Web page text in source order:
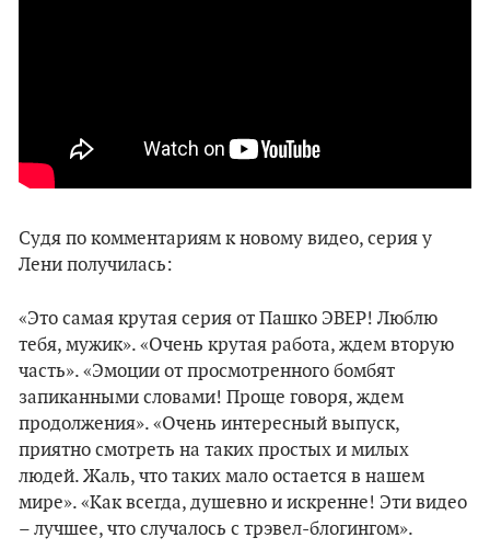
Судя по комментариям к новому видео, серия у
Лени получилась:
«Это самая крутая серия от Пашко ЭВЕР! Люблю
тебя, мужик». «Очень крутая работа, ждем вторую
часть». «Эмоции от просмотренного бомбят
запиканными словами! Проще говоря, ждем
продолжения». «Очень интересный выпуск,
приятно смотреть на таких простых и милых
людей. Жаль, что таких мало остается в нашем
мире». «Как всегда, душевно и искренне! Эти видео
– лучшее, что случалось с трэвел-блогингом».